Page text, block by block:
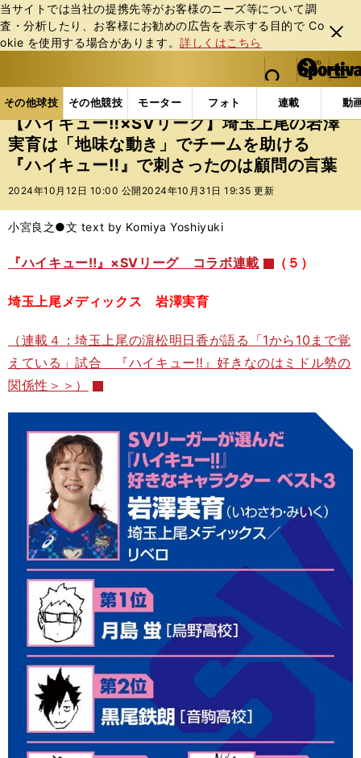
当サイトでは当社の提携先等がお客様のニーズ等について調
査・分析したり、お客様にお勧めの広告を表⽰する⽬的で Co
okie を使⽤する場合があります。詳しくはこちら
閉じ
る
web Sportiva (webスポルティーバ)
検索
マイペ
ー
ジ
メニュ
その他球技 その他競技 モーター フォト 連載 動
ス
ポ
ル
テ
ー
バ
その他球技の記事一覧 バレー 【ハイキュー‼×SV
【ハイキュー‼×SVリーグ】埼玉上尾の岩澤
実育は「地味な動き」でチームを助ける
『ハイキュー‼』で刺さったのは顧問の言葉
2024年10月12日 10:00 公開 2024年10月31日 19:35 更新
小宮良之●文 text by Komiya Yoshiyuki
『ハイキュー‼』×SVリーグ コラボ連載 （５）
埼玉上尾メディックス 岩澤実育
（連載４：埼玉上尾の濵松明日香が語る「1から10まで覚
えている」試合 『ハイキュー‼』好きなのはミドル勢の
関係性＞＞）